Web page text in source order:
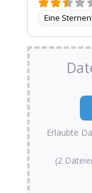
Eine
Erlaubte
(2